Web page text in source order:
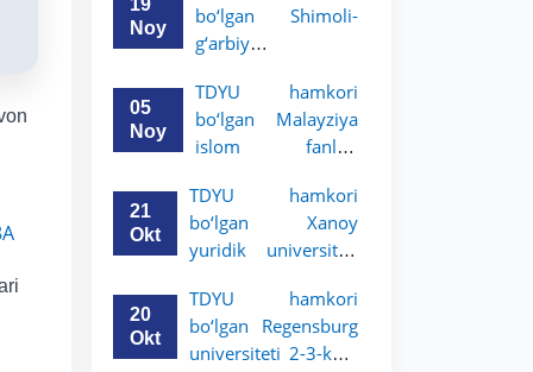
o‘tadi
Noy
bo‘lgan Shimoli-
g‘arbiy
huquq universiteti
2-3-kurs talabalari
uchun akademik
e’lon qildi
05
Noy
TDYU hamkori
bo‘lgan Malayziya
islom fanlari
kurs talabalari
uchun akademik
mobillik dasturini
21
Okt
TDYU hamkori
bo‘lgan Xanoy
yuridik universiteti
talabalari uchun
akademik mobillik
dasturini e’lon qildi
20
Okt
TDYU hamkori
bo‘lgan Regensburg
universiteti 2-3-kurs